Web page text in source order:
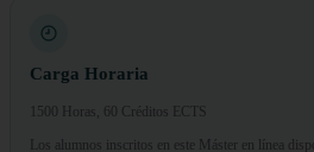
Carga Horaria
1500 Horas, 60 Créditos ECTS
Los alumnos inscritos en este Máster en línea